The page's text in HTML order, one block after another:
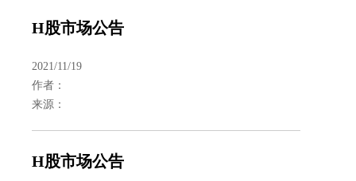
H股市场公告
2021/11/19
作者：
来源：
H股市场公告